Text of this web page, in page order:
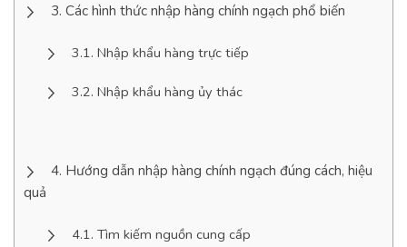
Các hình thức nhập hàng chính ngạch phổ biến
Nhập khẩu hàng trực tiếp
Nhập khẩu hàng ủy thác
Hướng dẫn nhập hàng chính ngạch đúng cách, hiệu
quả
Tìm kiếm nguồn cung cấp